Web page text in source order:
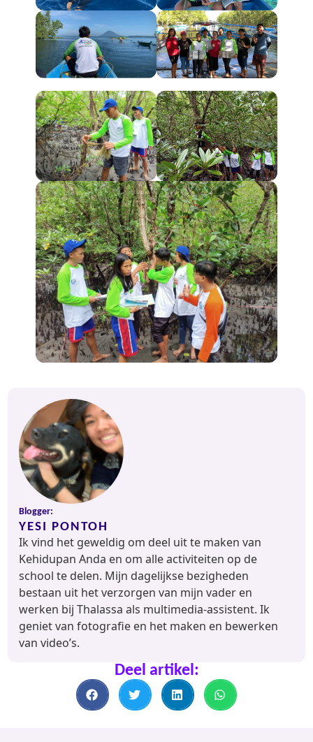
Blogger:
YESI PONTOH
Ik vind het geweldig om deel uit te maken van
Kehidupan Anda en om alle activiteiten op de
school te delen. Mijn dagelijkse bezigheden
bestaan uit het verzorgen van mijn vader en
werken bij Thalassa als multimedia-assistent. Ik
geniet van fotografie en het maken en bewerken
van video’s.
Deel artikel: